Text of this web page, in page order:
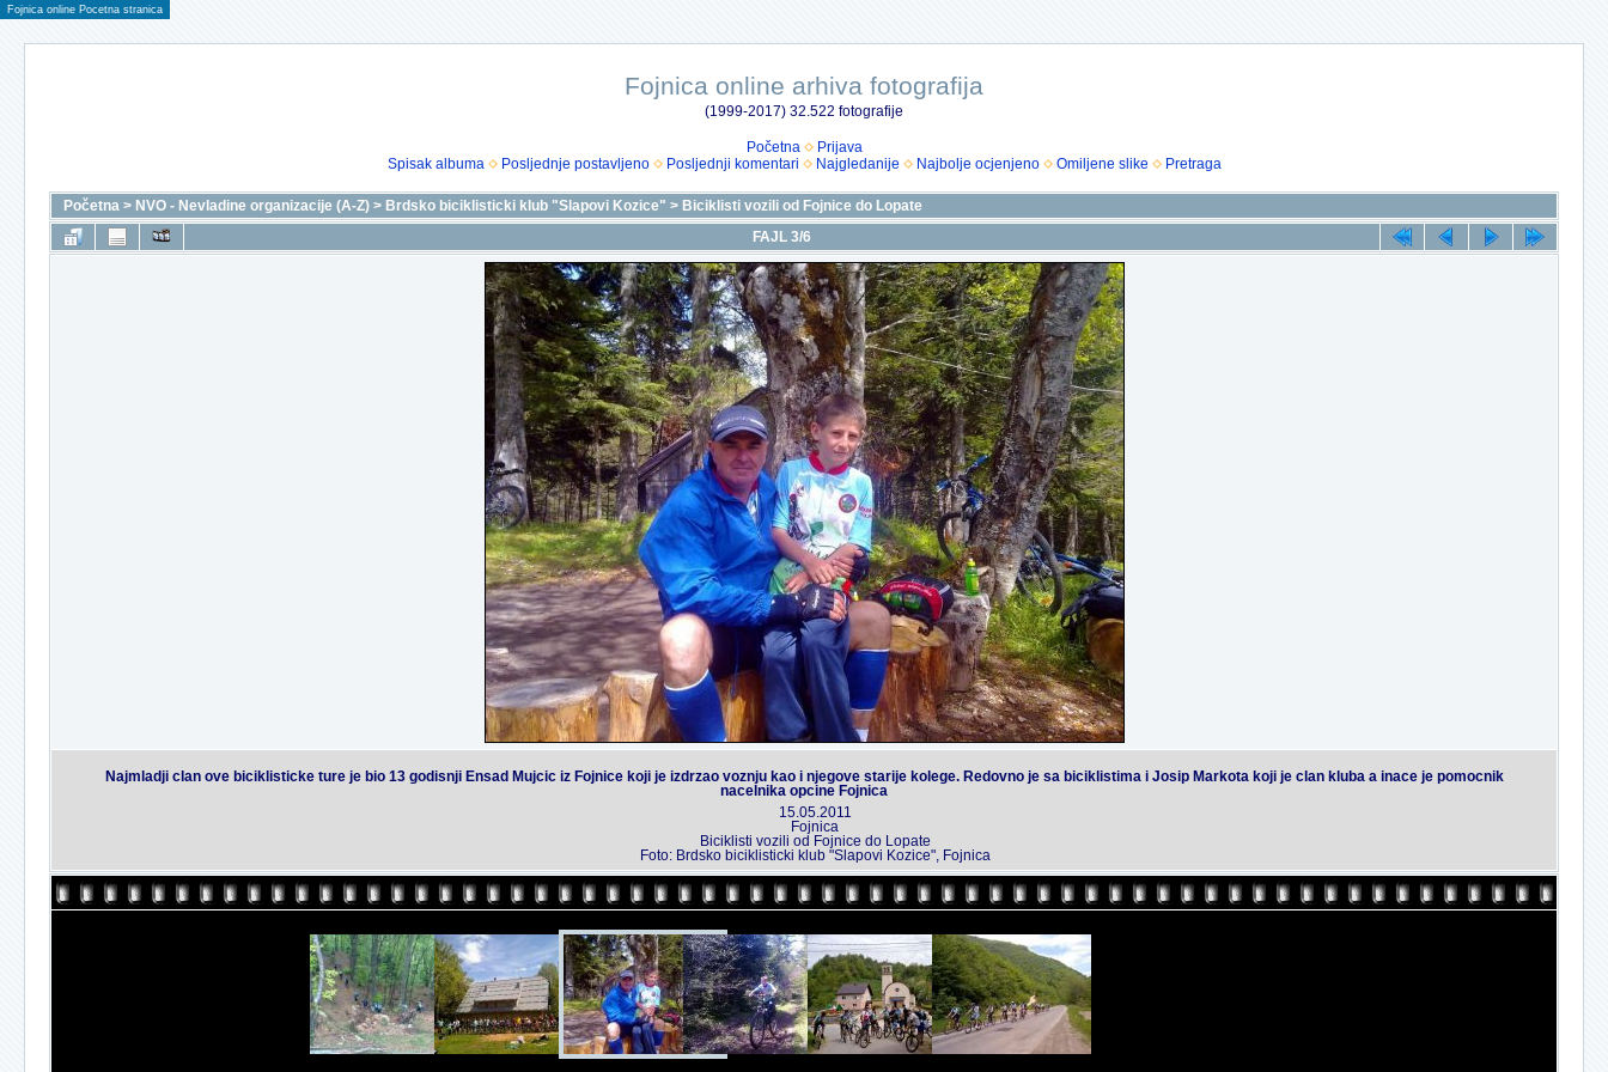
Fojnica online Pocetna stranica
Fojnica online arhiva fotografija
(1999-2017) 32.522 fotografije
Početna
Prijava
Spisak albuma
Posljednje postavljeno Posljednji komentari Najgledanije Najbolje ocjenjeno Omiljene slike Pretraga
Početna > NVO - Nevladine organizacije (A-Z) > Brdsko biciklisticki klub "Slapovi Kozice" > Biciklisti vozili od Fojnice do Lopate
FAJL 3/6
Najmladji clan ove biciklisticke ture je bio 13 godisnji Ensad Mujcic iz Fojnice koji je izdrzao voznju kao i njegove starije kolege. Redovno je sa biciklistima i Josip Markota koji je clan kluba a inace je pomocnik
nacelnika opcine Fojnica
15.05.2011
Fojnica
Biciklisti vozili od Fojnice do Lopate
Foto: Brdsko biciklisticki klub "Slapovi Kozice", Fojnica